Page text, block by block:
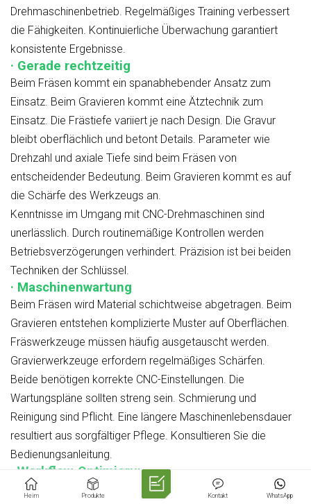
Drehmaschinenbetrieb. Regelmäßiges Training verbessert
die Fähigkeiten. Kontinuierliche Überwachung garantiert
konsistente Ergebnisse.
· Gerade rechtzeitig
Beim Fräsen kommt ein spanabhebender Ansatz zum
Einsatz. Beim Gravieren kommt eine Ätztechnik zum
Einsatz. Die Frästiefe variiert je nach Design. Die Gravur
bleibt oberflächlich und betont Details. Parameter wie
Drehzahl und axiale Tiefe sind beim Fräsen von
entscheidender Bedeutung. Beim Gravieren kommt es auf
die Schärfe des Werkzeugs an.
Kenntnisse im Umgang mit CNC-Drehmaschinen sind
unerlässlich. Durch routinemäßige Kontrollen werden
Betriebsverzögerungen verhindert. Präzision ist bei beiden
Techniken der Schlüssel.
· Maschinenwartung
Beim Fräsen wird Material schichtweise abgetragen. Beim
Gravieren entstehen komplizierte Muster auf Oberflächen.
Fräswerkzeuge müssen häufig ausgetauscht werden.
Gravierwerkzeuge erfordern regelmäßiges Schärfen.
Beide benötigen korrekte CNC-Einstellungen. Die
Wartungspläne sollten streng sein. Schmierung und
Reinigung sind Pflicht. Eine längere Maschinenlebensdauer
resultiert aus sorgfältiger Pflege. Konsultieren Sie die
Bedienungsanleitung.
· Workflow-Optimierung
Beim Fräsen wird Material abgetragen. Die Gravur
Heim Produkte WhatsApp
Kontakt